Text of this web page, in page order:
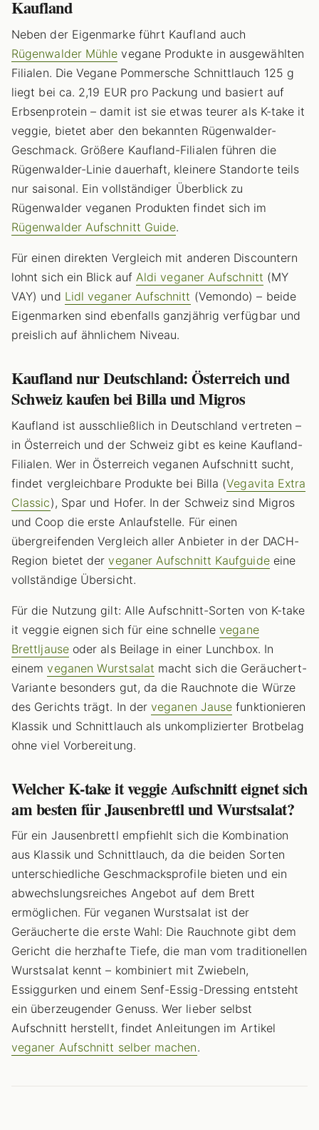
Kaufland
Neben der Eigenmarke führt Kaufland auch
Rügenwalder Mühle vegane Produkte in ausgewählten
Filialen. Die Vegane Pommersche Schnittlauch 125 g
liegt bei ca. 2,19 EUR pro Packung und basiert auf
Erbsenprotein – damit ist sie etwas teurer als K-take it
veggie, bietet aber den bekannten Rügenwalder-
Geschmack. Größere Kaufland-Filialen führen die
Rügenwalder-Linie dauerhaft, kleinere Standorte teils
nur saisonal. Ein vollständiger Überblick zu
Rügenwalder veganen Produkten findet sich im
Rügenwalder Aufschnitt Guide.
Für einen direkten Vergleich mit anderen Discountern
lohnt sich ein Blick aufAldi veganer Aufschnitt (MY
VAY) und Lidl veganer Aufschnitt (Vemondo) – beide
Eigenmarken sind ebenfalls ganzjährig verfügbar und
preislich auf ähnlichem Niveau.
Kaufland nur Deutschland: Österreich und
Schweiz kaufen bei Billa und Migros
Kaufland ist ausschließlich in Deutschland vertreten –
in Österreich und der Schweiz gibt es keine Kaufland-
Filialen. Wer in Österreich veganen Aufschnitt sucht,
findet vergleichbare Produkte bei Billa (Vegavita Extra
Classic), Spar und Hofer. In der Schweiz sind Migros
und Coop die erste Anlaufstelle. Für einen
übergreifenden Vergleich aller Anbieter in der DACH-
Region bietet derveganer Aufschnitt Kaufguideeine
vollständige Übersicht.
Für die Nutzung gilt: Alle Aufschnitt-Sorten von K-take
it veggie eignen sich für eine schnellevegane
Brettljauseoder als Beilage in einer Lunchbox. In
einemveganen Wurstsalat macht sich die Geräuchert-
Variante besonders gut, da die Rauchnote die Würze
des Gerichts trägt. In derveganen Jause funktionieren
Klassik und Schnittlauch als unkomplizierter Brotbelag
ohne viel Vorbereitung.
Welcher K-take it veggie Aufschnitt eignet sich
am besten für Jausenbrettl und Wurstsalat?
Für ein Jausenbrettl empfiehlt sich die Kombination
aus Klassik und Schnittlauch, da die beiden Sorten
unterschiedliche Geschmacksprofile bieten und ein
abwechslungsreiches Angebot auf dem Brett
ermöglichen. Für veganen Wurstsalat ist der
Geräucherte die erste Wahl: Die Rauchnote gibt dem
Gericht die herzhafte Tiefe, die man vom traditionellen
Wurstsalat kennt – kombiniert mit Zwiebeln,
Essiggurken und einem Senf-Essig-Dressing entsteht
ein überzeugender Genuss. Wer lieber selbst
Aufschnitt herstellt, findet Anleitungen im Artikel
veganer Aufschnitt selber machen.